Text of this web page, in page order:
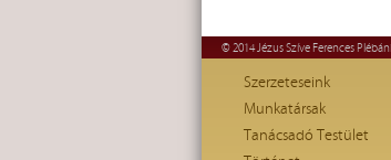
© 2014 Jézus Szíve Ferences
Szerzeteseink
Munkatársak
Tanácsadó Testület